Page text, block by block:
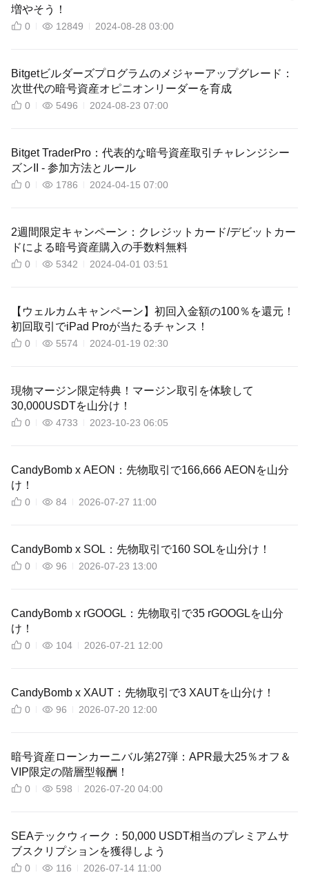
増やそう！
0 12849 2024-08-28 03:00
Bitgetビルダーズプログラムのメジャーアップグレード：
次世代の暗号資産オピニオンリーダーを育成
0 5496 2024-08-23 07:00
Bitget TraderPro：代表的な暗号資産取引チャレンジシー
ズンII - 参加方法とルール
0 1786 2024-04-15 07:00
2週間限定キャンペーン：クレジットカード/デビットカー
ドによる暗号資産購入の手数料無料
0 5342 2024-04-01 03:51
【ウェルカムキャンペーン】初回入金額の100％を還元！
初回取引でiPad Proが当たるチャンス！
0 5574 2024-01-19 02:30
現物マージン限定特典！マージン取引を体験して
30,000USDTを山分け！
0 4733 2023-10-23 06:05
CandyBomb x AEON：先物取引で166,666 AEONを山分
け！
0 84 2026-07-27 11:00
CandyBomb x SOL：先物取引で160 SOLを山分け！
0 96 2026-07-23 13:00
CandyBomb x rGOOGL：先物取引で35 rGOOGLを山分
け！
0 104 2026-07-21 12:00
CandyBomb x XAUT：先物取引で3 XAUTを山分け！
0 96 2026-07-20 12:00
暗号資産ローンカーニバル第27弾：APR最大25％オフ＆
VIP限定の階層型報酬！
0 598 2026-07-20 04:00
SEAテックウィーク：50,000 USDT相当のプレミアムサ
ブスクリプションを獲得しよう
0 116 2026-07-14 11:00